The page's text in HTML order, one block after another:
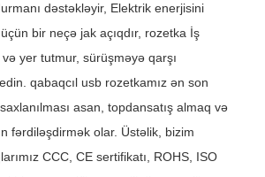
dəstəkləyir, Elektrik enerjisini
bir neçə jak açıqdır, rozetka İş
və yer tutmur, sürüşməyə qarşı
qabaqcıl usb rozetkamız ən son
asan, topdansatış almaq və
fərdiləşdirmək olar. Üstəlik, bizim
CCC, CE sertifikatı, ROHS, ISO